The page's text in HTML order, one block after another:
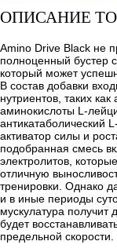
ОПИСАНИЕ
Amino Drive Black не
полноценный бустер
который может
В состав добавки
нутриентов, таких
аминокислоты L-
антикатаболический
активатор силы и
подобранная смесь
электролитов,
отличную
тренировки. Однако
и в иные периоды
мускулатура получит
будет
предельной скорости.